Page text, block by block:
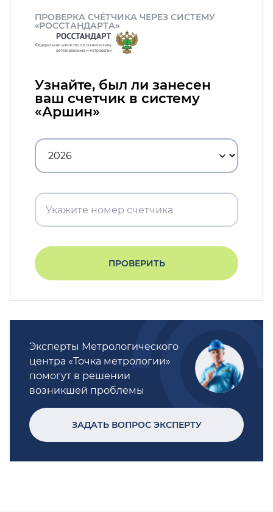
ПРОВЕРКА СЧЁТЧИКА ЧЕРЕЗ СИСТЕМУ
«РОССТАНДАРТА»
Узнайте, был ли занесен
ваш счетчик в систему
«Аршин»
ПРОВЕРИТЬ
Эксперты Метрологического
центра «Точка метрологии»
помогут в решении
возникшей проблемы
ЗАДАТЬ ВОПРОС ЭКСПЕРТУ